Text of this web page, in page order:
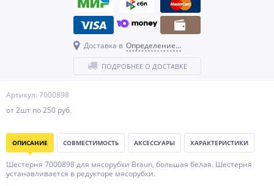
Артикул: 7000898
от 2шт по 250 руб.
Доставка в Определение...
ПОДРОБНЕЕ О ДОСТАВКЕ
ОПИСАНИЕ СОВМЕСТИМОСТЬ АКСЕССУАРЫ ХАРАКТЕРИСТИКИ
Шестерня 7000898 для мясорубки Braun, большая белая. Шестерня
устанавливается в редукторе мясорубки.